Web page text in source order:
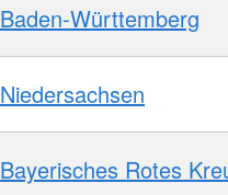
Baden-Württemberg
Niedersachsen
Bayerisches Rotes